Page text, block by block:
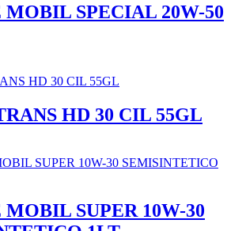
SPECIAL 20W-50
HD 30 CIL 55GL
SUPER 10W-30